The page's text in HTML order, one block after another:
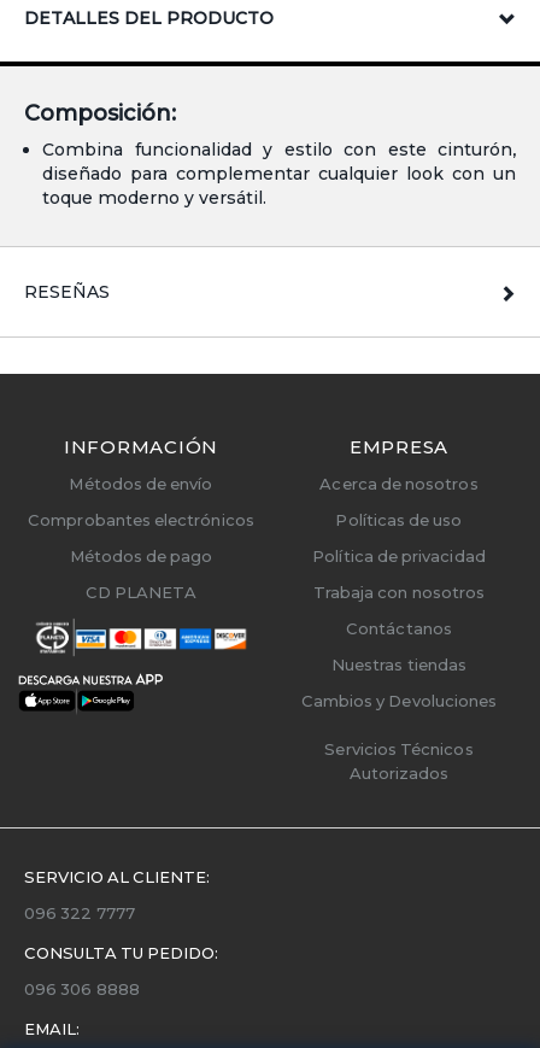
DETALLES DEL PRODUCTO
Composición:
Combina funcionalidad y estilo con este cinturón,
diseñado para complementar cualquier look con un
toque moderno y versátil.
RESEÑAS
INFORMACIÓN
Métodos de envío
Comprobantes electrónicos
Métodos de pago
CD PLANETA
EMPRESA
Acerca de nosotros
Políticas de uso
Política de privacidad
Trabaja con nosotros
Contáctanos
Nuestras tiendas
Cambios y Devoluciones
Servicios Técnicos
Autorizados
SERVICIO AL CLIENTE:
096 322 7777
CONSULTA TU PEDIDO:
096 306 8888
EMAIL: